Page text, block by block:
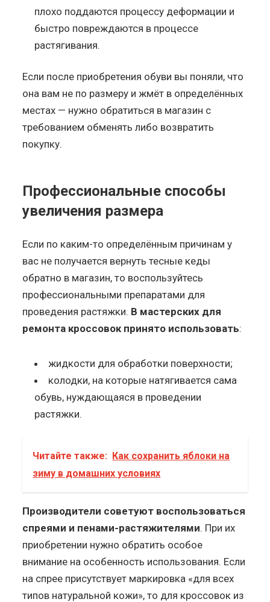
плохо поддаются процессу деформации и
быстро повреждаются в процессе
растягивания.
Если после приобретения обуви вы поняли, что
она вам не по размеру и жмёт в определённых
местах — нужно обратиться в магазин с
требованием обменять либо возвратить
покупку.
Профессиональные способы
увеличения размера
Если по каким-то определённым причинам у
вас не получается вернуть тесные кеды
обратно в магазин, то воспользуйтесь
профессиональными препаратами для
проведения растяжки. В мастерских для
ремонта кроссовок принято использовать:
жидкости для обработки поверхности;
колодки, на которые натягивается сама
обувь, нуждающаяся в проведении
растяжки.
Читайте также: Как сохранить яблоки на
зиму в домашних условиях
Производители советуют воспользоваться
спреями и пенами-растяжителями. При их
приобретении нужно обратить особое
внимание на особенность использования. Если
на спрее присутствует маркировка «для всех
типов натуральной кожи», то для кроссовок из